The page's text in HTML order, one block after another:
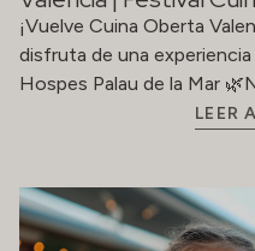
celebrar a lo grande a
LEER
PREVIOUS 1